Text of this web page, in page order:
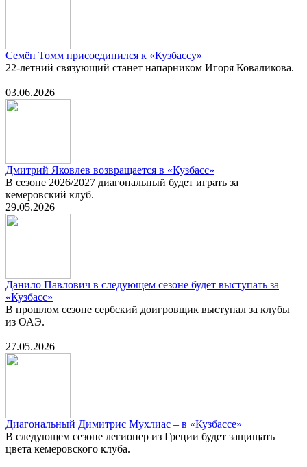
Семён Томм присоединился к «Кузбассу»
22-летний связующий станет напарником Игоря Коваликова.
03.06.2026
Дмитрий Яковлев возвращается в «Кузбасс»
В сезоне 2026/2027 диагональный будет играть за
кемеровский клуб.
29.05.2026
Данило Павлович в следующем сезоне будет выступать за
«Кузбасс»
В прошлом сезоне сербский доигровщик выступал за клубы
из ОАЭ.
27.05.2026
Диагональный Димитрис Мухлиас – в «Кузбассе»
В следующем сезоне легионер из Греции будет защищать
цвета кемеровского клуба.